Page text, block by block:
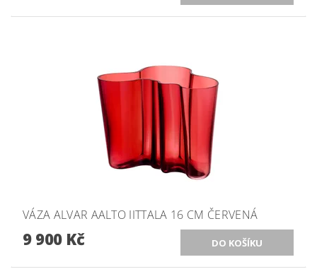
VÁZA ALVAR AALTO IITTALA 16 CM ČERVENÁ
9 900 Kč